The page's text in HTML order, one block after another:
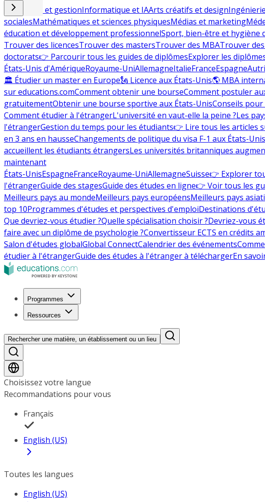
Commerce et gestionInformatique et IAArts créatifs et design
socialesMathématiques et sciences physiquesMédias et marketing
éducation et développement professionnelSport, bien-être et hygiène
Trouver des licencesTrouver des mastersTrouver des MBATrouver
doctorats👉 Parcourir tous les guides de diplômesExplorer les
États-Unis d'AmériqueRoyaume-UniAllemagneItalieFranceEspagne
🏛 Étudier un master en Europe🗽 Licence aux États-Unis🌎 MBA
sur educations.comComment obtenir une bourseComment postuler
gratuitementObtenir une bourse sportive aux États-UnisConseils
Comment étudier à l'étrangerL'université en vaut-elle la peine ?Les
l'étrangerGestion du temps pour les étudiants👉 Lire tous les articles
en 3 ans en hausseChangements de politique du visa F-1 aux États-
accueillent les étudiants étrangersLes universités britanniques
maintenant
États-UnisEspagneFranceRoyaume-UniAllemagneSuisse👉 Explorer
l'étrangerGuide des stagesGuide des études en ligne👉 Voir tous les
Meilleurs pays au mondeMeilleurs pays européensMeilleurs pays
top 10Programmes d'études et perspectives d'emploiDestinations
Que devriez-vous étudier ?Quelle spécialisation choisir ?Devriez-vous
faire avec un diplôme de psychologie ?Convertisseur ECTS en crédits
Salon d'études globalGlobal ConnectCalendrier des événements
étudier à l'étrangerGuide des études à l'étranger à téléchargerEn
Programmes
Ressources
Rechercher une matière, un établissement ou un lieu
Choisissez votre langue
Recommandations pour vous
Français
English (US)
Toutes les langues
English (US)